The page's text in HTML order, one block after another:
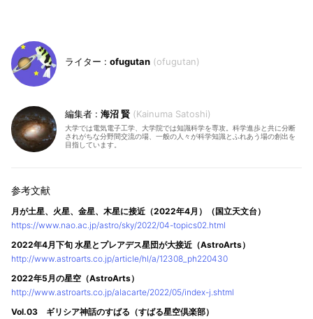
ofugutan ofugutan
海沼 賢 Kainuma Satoshi
大学では電気電子工学、大学院では知識科学を専攻。科学進歩と共に分断
されがちな分野間交流の場、一般の人々が科学知識とふれあう場の創出を
目指しています。
月が土星、火星、金星、木星に接近（2022年4月）（国立天文台）
https://www.nao.ac.jp/astro/sky/2022/04-topics02.html
2022年4月下旬 水星とプレアデス星団が大接近（AstroArts）
http://www.astroarts.co.jp/article/hl/a/12308_ph220430
2022年5月の星空（AstroArts）
http://www.astroarts.co.jp/alacarte/2022/05/index-j.shtml
Vol.03 ギリシア神話のすばる（すばる星空倶楽部）